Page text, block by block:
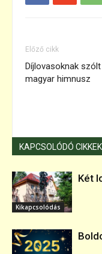
Előző cikk
Díjlovasoknak szólt
magyar himnusz
KAPCSOLÓDÓ CIKKEK
Kikapcsolódás
Két